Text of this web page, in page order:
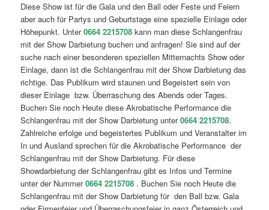
Diese Show ist für die Gala und den Ball oder Feste und Feiern
aber auch für Partys und Geburtstage eine spezielle Einlage oder
Höhepunkt. Unter0664 2215708 kann man diese Schlangenfrau
mit der Show Darbietung buchen und anfragen! Sie sind auf der
suche nach einer besonderen speziellen Mitternachts Show oder
Einlage, dann ist die Schlangenfrau mit der Show Darbietung das
richtige. Das Publikum wird staunen und Begeistert sein von
dieser Einlage bzw. Überraschung des Abends oder Tages.
Buchen Sie noch Heute diese Akrobatische Performance die
Schlangenfrau mit der Show Darbietung unter0664 2215708.
Zahlreiche erfolge und begeistertes Publikum und Veranstalter im
In und Ausland sprechen für die Akrobatische Performance der
Schlangenfrau mit der Show Darbietung. Für diese
Showdarbietung der Schlangenfrau gibt es Infos und Termine
unter der Nummer 0664 2215708 . Buchen Sie noch Heute die
Schlangenfrau mit der Show Darbietung für den Ball bzw. Gala